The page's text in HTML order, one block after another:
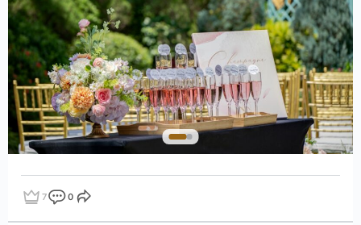
點讚 7評論 0分享